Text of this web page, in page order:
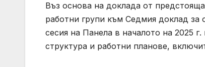
Въз основа на доклада от
работни групи към Седмия доклад за
сесия на Панела в началото на 2025
структура и работни планове,